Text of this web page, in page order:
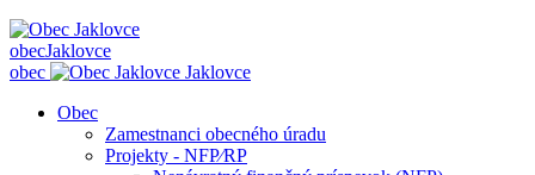
obecJaklovce
obec
Jaklovce
Obec
Zamestnanci obecného úradu
Projekty - NFP⁄RP